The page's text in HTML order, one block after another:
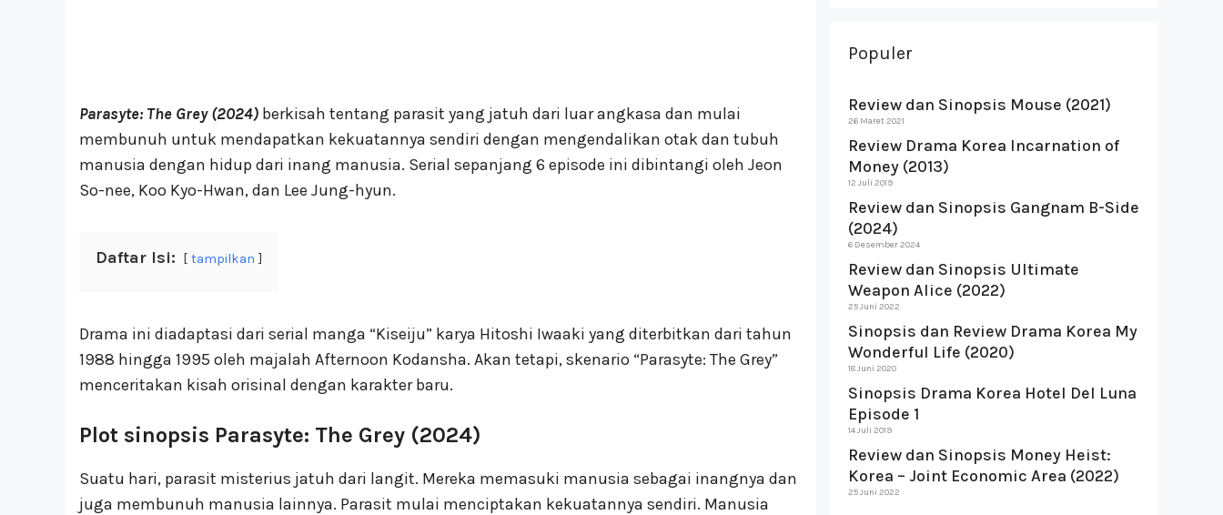
Parasyte: The Grey (2024) berkisah tentang parasit yang jatuh dari luar angkasa dan mulai
membunuh untuk mendapatkan kekuatannya sendiri dengan mengendalikan otak dan tubuh
manusia dengan hidup dari inang manusia. Serial sepanjang 6 episode ini dibintangi oleh Jeon
So-nee, Koo Kyo-Hwan, dan Lee Jung-hyun.
Daftar Isi: tampilkan
Drama ini diadaptasi dari serial manga “Kiseiju” karya Hitoshi Iwaaki yang diterbitkan dari tahun
1988 hingga 1995 oleh majalah Afternoon Kodansha. Akan tetapi, skenario “Parasyte: The Grey”
menceritakan kisah orisinal dengan karakter baru.
Plot sinopsis Parasyte: The Grey (2024)
Suatu hari, parasit misterius jatuh dari langit. Mereka memasuki manusia sebagai inangnya dan
juga membunuh manusia lainnya. Parasit mulai menciptakan kekuatannya sendiri. Manusia
Populer
Review dan Sinopsis Mouse (2021)
26 Maret 2021
Review Drama Korea Incarnation of
Money (2013)
12 Juli 2019
Review dan Sinopsis Gangnam B-Side
(2024)
6 Desember 2024
Review dan Sinopsis Ultimate
Weapon Alice (2022)
25 Juni 2022
Sinopsis dan Review Drama Korea My
Wonderful Life (2020)
18 Juni 2020
Sinopsis Drama Korea Hotel Del Luna
Episode 1
14 Juli 2019
Review dan Sinopsis Money Heist:
Korea – Joint Economic Area (2022)
25 Juni 2022